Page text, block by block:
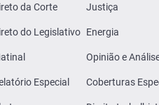
da Corte
do Legislativo
Especial
Justiça
Energia
Opinião e
Coberturas